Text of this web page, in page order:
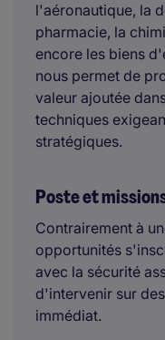
l'aéronautique, la
pharmacie, la
encore les biens
nous permet de
valeur ajoutée
techniques
stratégiques.
Poste et
Contrairement à
opportunités
avec la sécurité
d'intervenir sur
immédiat.